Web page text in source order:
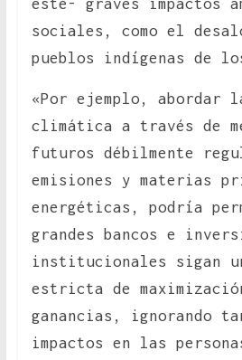
este- graves impactos
sociales, como el
pueblos indígenas de
«Por ejemplo, abordar
climática a través de
futuros débilmente
emisiones y materias
energéticas, podría
grandes bancos e
institucionales sigan
estricta de
ganancias, ignorando
impactos en las